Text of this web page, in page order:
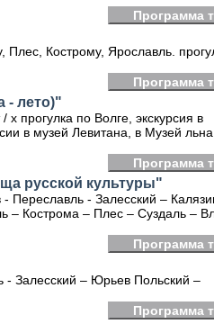
Программа
Плес, Кострому, Ярославль.
Программа
- лето)"
х прогулка по Волге, экскурсия в
в музей Левитана, в Музей
Программа
русской культуры"
Переславль - Залесский –
– Кострома – Плес – Суздаль –
Программа
- Залесский – Юрьев Польский –
Программа